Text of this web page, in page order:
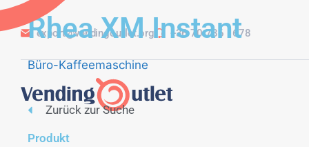
export@vendingoutlet.org +36 70 786 1678
Rhea XM Instant
Büro-Kaffeemaschine
Zurück zur Suche
Produkt